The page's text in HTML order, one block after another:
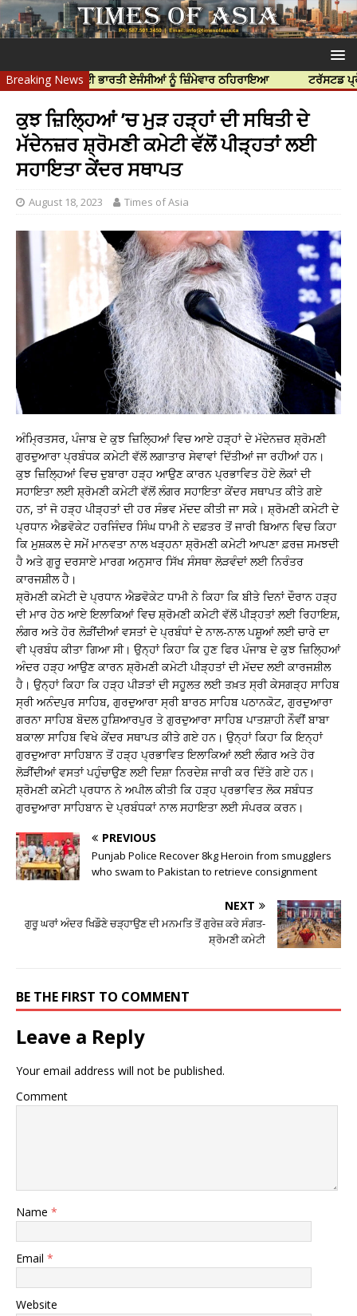
Breaking News
ਲਈ ਭਾਰਤੀ ਏਜੰਸੀਆਂ ਨੂੰ ਜ਼ਿੰਮੇਵਾਰ ਠਹਿਰਾਇਆ ਟਰੱਸਟਡ ਪ੍ਰੋਫੈਸ਼ਨਲ
ਕੁਝ ਜ਼ਿਲ੍ਹਿਆਂ ’ਚ ਮੁੜ ਹੜ੍ਹਾਂ ਦੀ ਸਥਿਤੀ ਦੇ
ਮੱਦੇਨਜ਼ਰ ਸ਼੍ਰੋਮਣੀ ਕਮੇਟੀ ਵੱਲੋਂ ਪੀੜ੍ਹਤਾਂ ਲਈ
ਸਹਾਇਤਾ ਕੇਂਦਰ ਸਥਾਪਤ
August 18, 2023 Times of Asia
ਅੰਮ੍ਰਿਤਸਰ, ਪੰਜਾਬ ਦੇ ਕੁਝ ਜ਼ਿਲ੍ਹਿਆਂ ਵਿਚ ਆਏ ਹੜ੍ਹਾਂ ਦੇ ਮੱਦੇਨਜ਼ਰ ਸ਼੍ਰੋਮਣੀ
ਗੁਰਦੁਆਰਾ ਪ੍ਰਬੰਧਕ ਕਮੇਟੀ ਵੱਲੋਂ ਲਗਾਤਾਰ ਸੇਵਾਵਾਂ ਦਿੱਤੀਆਂ ਜਾ ਰਹੀਆਂ ਹਨ।
ਕੁਝ ਜ਼ਿਲ੍ਹਿਆਂ ਵਿਚ ਦੁਬਾਰਾ ਹੜ੍ਹ ਆਉਣ ਕਾਰਨ ਪ੍ਰਭਾਵਿਤ ਹੋਏ ਲੋਕਾਂ ਦੀ
ਸਹਾਇਤਾ ਲਈ ਸ਼੍ਰੋਮਣੀ ਕਮੇਟੀ ਵੱਲੋਂ ਲੰਗਰ ਸਹਾਇਤਾ ਕੇਂਦਰ ਸਥਾਪਤ ਕੀਤੇ ਗਏ
ਹਨ, ਤਾਂ ਜੋ ਹੜ੍ਹ ਪੀੜ੍ਹਤਾਂ ਦੀ ਹਰ ਸੰਭਵ ਮੱਦਦ ਕੀਤੀ ਜਾ ਸਕੇ। ਸ਼੍ਰੋਮਣੀ ਕਮੇਟੀ ਦੇ
ਪ੍ਰਧਾਨ ਐਡਵੋਕੇਟ ਹਰਜਿੰਦਰ ਸਿੰਘ ਧਾਮੀ ਨੇ ਦਫ਼ਤਰ ਤੋਂ ਜਾਰੀ ਬਿਆਨ ਵਿਚ ਕਿਹਾ
ਕਿ ਮੁਸ਼ਕਲ ਦੇ ਸਮੇਂ ਮਾਨਵਤਾ ਨਾਲ ਖੜ੍ਹਨਾ ਸ਼੍ਰੋਮਣੀ ਕਮੇਟੀ ਆਪਣਾ ਫ਼ਰਜ਼ ਸਮਝਦੀ
ਹੈ ਅਤੇ ਗੁਰੂ ਦਰਸਾਏ ਮਾਰਗ ਅਨੁਸਾਰ ਸਿੱਖ ਸੰਸਥਾ ਲੋੜਵੰਦਾਂ ਲਈ ਨਿਰੰਤਰ
ਕਾਰਜਸ਼ੀਲ ਹੈ।
ਸ਼੍ਰੋਮਣੀ ਕਮੇਟੀ ਦੇ ਪ੍ਰਧਾਨ ਐਡਵੋਕੇਟ ਧਾਮੀ ਨੇ ਕਿਹਾ ਕਿ ਬੀਤੇ ਦਿਨਾਂ ਦੌਰਾਨ ਹੜ੍ਹ
ਦੀ ਮਾਰ ਹੇਠ ਆਏ ਇਲਾਕਿਆਂ ਵਿਚ ਸ਼੍ਰੋਮਣੀ ਕਮੇਟੀ ਵੱਲੋਂ ਪੀੜ੍ਹਤਾਂ ਲਈ ਰਿਹਾਇਸ਼,
ਲੰਗਰ ਅਤੇ ਹੋਰ ਲੋੜੀਂਦੀਆਂ ਵਸਤਾਂ ਦੇ ਪ੍ਰਬੰਧਾਂ ਦੇ ਨਾਲ-ਨਾਲ ਪਸ਼ੂਆਂ ਲਈ ਚਾਰੇ ਦਾ
ਵੀ ਪ੍ਰਬੰਧ ਕੀਤਾ ਗਿਆ ਸੀ। ਉਨ੍ਹਾਂ ਕਿਹਾ ਕਿ ਹੁਣ ਫਿਰ ਪੰਜਾਬ ਦੇ ਕੁਝ ਜ਼ਿਲ੍ਹਿਆਂ
ਅੰਦਰ ਹੜ੍ਹ ਆਉਣ ਕਾਰਨ ਸ਼੍ਰੋਮਣੀ ਕਮੇਟੀ ਪੀੜ੍ਹਤਾਂ ਦੀ ਮੱਦਦ ਲਈ ਕਾਰਜਸ਼ੀਲ
ਹੈ। ਉਨ੍ਹਾਂ ਕਿਹਾ ਕਿ ਹੜ੍ਹ ਪੀੜਤਾਂ ਦੀ ਸਹੂਲਤ ਲਈ ਤਖ਼ਤ ਸ੍ਰੀ ਕੇਸਗੜ੍ਹ ਸਾਹਿਬ
ਸ੍ਰੀ ਅਨੰਦਪੁਰ ਸਾਹਿਬ, ਗੁਰਦੁਆਰਾ ਸ੍ਰੀ ਬਾਰਠ ਸਾਹਿਬ ਪਠਾਨਕੋਟ, ਗੁਰਦੁਆਰਾ
ਗਰਨਾ ਸਾਹਿਬ ਬੋਦਲ ਹੁਸ਼ਿਆਰਪੁਰ ਤੇ ਗੁਰਦੁਆਰਾ ਸਾਹਿਬ ਪਾਤਸ਼ਾਹੀ ਨੌਵੀਂ ਬਾਬਾ
ਬਕਾਲਾ ਸਾਹਿਬ ਵਿਖੇ ਕੇਂਦਰ ਸਥਾਪਤ ਕੀਤੇ ਗਏ ਹਨ। ਉਨ੍ਹਾਂ ਕਿਹਾ ਕਿ ਇਨ੍ਹਾਂ
ਗੁਰਦੁਆਰਾ ਸਾਹਿਬਾਨ ਤੋਂ ਹੜ੍ਹ ਪ੍ਰਭਾਵਿਤ ਇਲਾਕਿਆਂ ਲਈ ਲੰਗਰ ਅਤੇ ਹੋਰ
ਲੋੜੀਂਦੀਆਂ ਵਸਤਾਂ ਪਹੁੰਚਾਉਣ ਲਈ ਦਿਸ਼ਾ ਨਿਰਦੇਸ਼ ਜਾਰੀ ਕਰ ਦਿੱਤੇ ਗਏ ਹਨ।
ਸ਼੍ਰੋਮਣੀ ਕਮੇਟੀ ਪ੍ਰਧਾਨ ਨੇ ਅਪੀਲ ਕੀਤੀ ਕਿ ਹੜ੍ਹ ਪ੍ਰਭਾਵਿਤ ਲੋਕ ਸਬੰਧਤ
ਗੁਰਦੁਆਰਾ ਸਾਹਿਬਾਨ ਦੇ ਪ੍ਰਬੰਧਕਾਂ ਨਾਲ ਸਹਾਇਤਾ ਲਈ ਸੰਪਰਕ ਕਰਨ।
PREVIOUS
Punjab Police Recover 8kg Heroin from smugglers
who swam to Pakistan to retrieve consignment
NEXT
ਗੁਰੂ ਘਰਾਂ ਅੰਦਰ ਖਿਡੌਣੇ ਚੜ੍ਹਾਉਣ ਦੀ ਮਨਮਤਿ ਤੋਂ ਗੁਰੇਜ਼ ਕਰੇ ਸੰਗਤ-
ਸ਼੍ਰੋਮਣੀ ਕਮੇਟੀ
BE THE FIRST TO COMMENT
Leave a Reply
Your email address will not be published.
Comment
Name *
Email *
Website